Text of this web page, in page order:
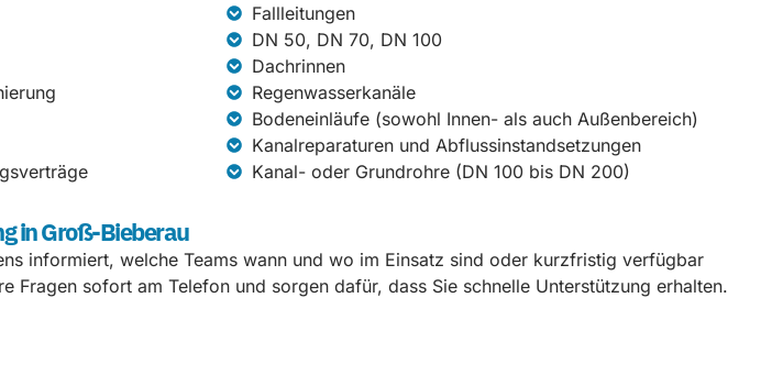
Fallleitungen
DN 50, DN 70, DN 100
Dachrinnen
Regenwasserkanäle
Bodeneinläufe (sowohl Innen- als auch Außenbereich)
Kanalreparaturen und Abflussinstandsetzungen
Kanal- oder Grundrohre (DN 100 bis DN 200)
in Groß-Bieberau
informiert, welche Teams wann und wo im Einsatz sind oder kurzfristig verfügbar
Fragen sofort am Telefon und sorgen dafür, dass Sie schnelle Unterstützung erhalten.